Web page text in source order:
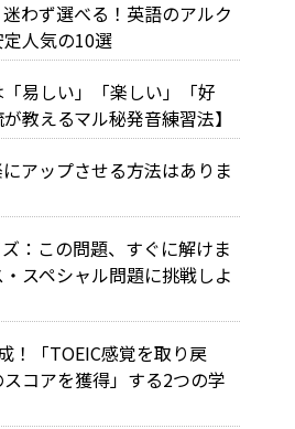
迷わず選べる！英語のアルク
人気の10選
易しい」「楽しい」「好
教えるマル秘発音練習法】
アップさせる方法はありま
：この問題、すぐに解けま
スペシャル問題に挑戦しよ
！「TOEIC感覚を取り戻
コアを獲得」する2つの学